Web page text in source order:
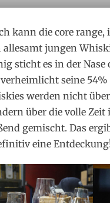
kann die core
jungen
sticht es in der Nase
seine
werden nicht
über die volle
gemischt. Das
eine